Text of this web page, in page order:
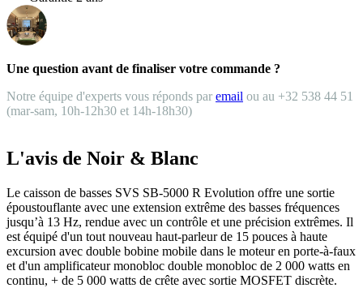
Une question avant de finaliser votre commande ?
Notre équipe d'experts vous réponds par email ou au +32 538 44 51
(mar-sam, 10h-12h30 et 14h-18h30)
L'avis de Noir & Blanc
Le caisson de basses SVS SB-5000 R Evolution offre une sortie
époustouflante avec une extension extrême des basses fréquences
jusqu’à 13 Hz, rendue avec un contrôle et une précision extrêmes. Il
est équipé d'un tout nouveau haut-parleur de 15 pouces à haute
excursion avec double bobine mobile dans le moteur en porte-à-faux
et d'un amplificateur monobloc double monobloc de 2 000 watts en
continu, + de 5 000 watts de crête avec sortie MOSFET discrète.